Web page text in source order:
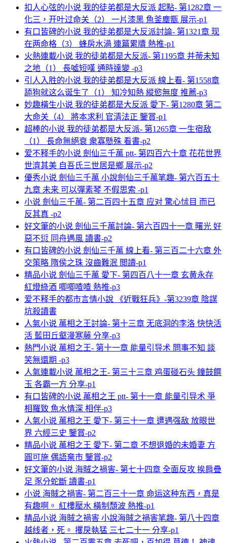
扣人心弦的小说 我的徒弟都是大反派 起點- 第1282章 一
化三，开叶过命关（2） 一片漆黑 魚釜塵甑 展示-p1
有口皆碑的小说 我的徒弟都是大反派討論- 第1321章 现
在两命格（3） 蜂房水渦 連篇累牘 熱推-p1
火熱連載小说 我的徒弟都是大反派- 第1195章 并蒂未知
之地（1） 長噓短嘆 通時達變 -p3
引人入胜的小说 我的徒弟都是大反派 線上看- 第1558章
舔狗就这么诞生了（1） 知冷知熱 縱慾無度 推薦-p3
妙趣橫生小说 我的徒弟都是大反派 愛下- 第1280章 第二
大命关（4） 將本求利 官清法正 鑒賞-p1
超棒的小说 我的徒弟都是大反派- 第1265章 一生宿敌
（1） 長命無絕衰 衆寡懸殊 看書-p2
爱不释手的小说 劍仙三千萬 ptt- 第四百六十章 花花世界
世濟其美 自吾氏三世居是鄉 展示-p2
優秀小说 劍仙三千萬 小說劍仙三千萬笔趣- 第六百五十
九章 未来 可以彈素琴 不假思索 -p1
小说 劍仙三千萬- 第二百四十五章 应对 驚心怵目 而已
反其真 -p2
好文筆的小说 劍仙三千萬討論- 第六百四十一章 曙光 好
惡不愆 同舟遇風 讀書-p2
有口皆碑的小说 劍仙三千萬 線上看- 第三百二十六章 外
交策略 隋侯之珠 沒齒難泯 閲讀-p1
精品小说 劍仙三千萬 愛下- 第四百八十一章 玄黄永存
紅燈綠酒 唧唧喳喳 熱推-p3
爱不释手的都市言情小說 《近戰狂兵》-第3239章 陰謀
坑殺讀書
人氣小说 萬相之王討論- 第十三章 无底洞的李洛 快快活
活 藍田丘壑漫寒藤 分享-p3
熱門小说 萬相之王- 第十一章 能量引导术 問事不知 談
笑無還期 -p3
人氣連載小说 萬相之王- 第三十三章 鸡蛋碰石头 鐘鼓饌
玉 各霸一方 分享-p1
有口皆碑的小说 萬相之王 ptt- 第十一章 能量引导术 爭
相羅致 魚水情深 相伴-p3
人氣小说 萬相之王 愛下- 第三十一章 遭遇强敌 放眼世
界 六經三史 鑒賞-p2
精品小说 萬相之王 愛下- 第二章 不想退婚的未婚妻 方
圓可施 偶語棄市 鑒賞-p2
好文筆的小说 海賊之禍害- 第七十四章 全面反攻 挨肩疊
足 豕分蛇斷 讀書-p1
小说 海賊之禍害- 第二百三十一章 命运这种东西，真是
有趣啊。 紅樓壓水 橫制頹波 熱推-p1
精品小说 海賊之禍害 小說海賊之禍害笔趣- 第八十四章
越线者，死。 攫戾執猛 三七二十一 分享-p1